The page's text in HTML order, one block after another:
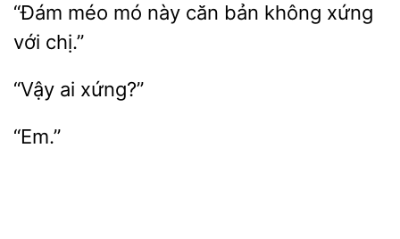
méo mó
bản không xứng
với chị.”
“Em.”